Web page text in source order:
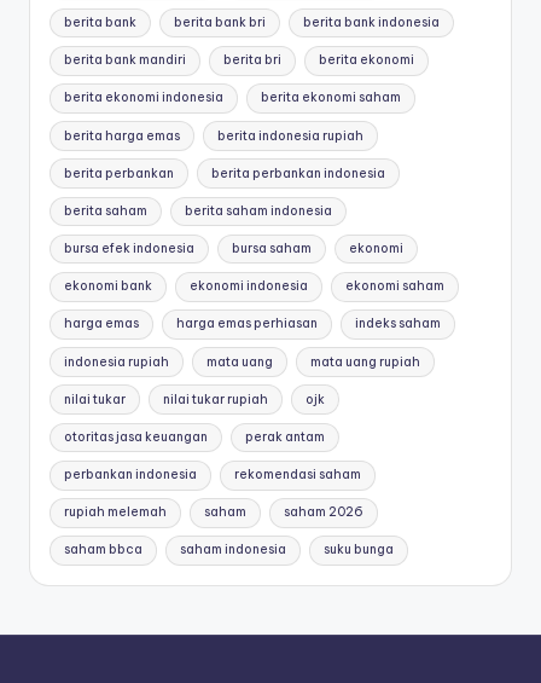
berita bank berita bank bri berita bank indonesia
berita bank mandiri berita bri berita ekonomi
berita ekonomi indonesia berita ekonomi saham
berita harga emas berita indonesia rupiah
berita perbankan berita perbankan indonesia
berita saham berita saham indonesia
bursa efek indonesia bursa saham ekonomi
ekonomi bank ekonomi indonesia ekonomi saham
harga emas harga emas perhiasan indeks saham
indonesia rupiah mata uang mata uang rupiah
nilai tukar nilai tukar rupiah ojk
otoritas jasa keuangan perak antam
perbankan indonesia rekomendasi saham
rupiah melemah saham saham 2026
saham bbca saham indonesia suku bunga